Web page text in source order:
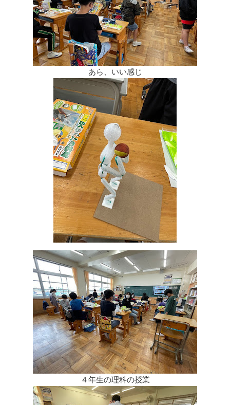
あら、いい感じ
４年生の理科の授業